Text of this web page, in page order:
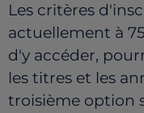
Les critères
actuellement à
d'y accéder,
les titres et les
troisième option